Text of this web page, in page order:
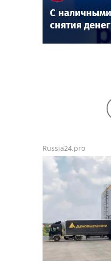
С наличными
снятия
Russia24.pro